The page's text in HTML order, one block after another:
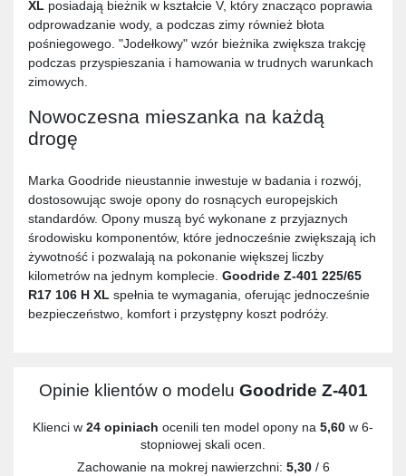
XL posiadają bieżnik w kształcie V, który znacząco poprawia
odprowadzanie wody, a podczas zimy również błota
pośniegowego. "Jodełkowy" wzór bieżnika zwiększa trakcję
podczas przyspieszania i hamowania w trudnych warunkach
zimowych.
Nowoczesna mieszanka na każdą
drogę
Marka Goodride nieustannie inwestuje w badania i rozwój,
dostosowując swoje opony do rosnących europejskich
standardów. Opony muszą być wykonane z przyjaznych
środowisku komponentów, które jednocześnie zwiększają ich
żywotność i pozwalają na pokonanie większej liczby
kilometrów na jednym komplecie. Goodride Z-401 225/65
R17 106 H XL spełnia te wymagania, oferując jednocześnie
bezpieczeństwo, komfort i przystępny koszt podróży.
Opinie klientów o modelu Goodride Z-401
Klienci w 24 opiniach ocenili ten model opony na 5,60 w 6-
stopniowej skali ocen.
Zachowanie na mokrej nawierzchni: 5,30/ 6